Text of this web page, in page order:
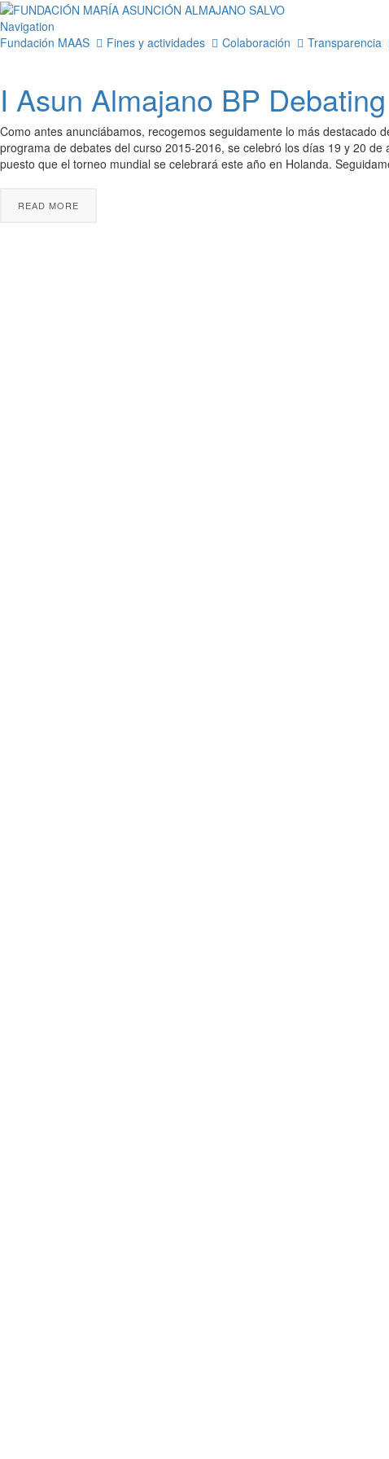
Navigation
Fundación MAAS
Fines y actividades Colaboración Transparencia
I Asun Almajano BP
Como antes anunciábamos, recogemos seguidamente lo más destacado
programa de debates del curso 2015-2016, se celebró los días 19 y 20
puesto que el torneo mundial se celebrará este año en Holanda.
READ MORE